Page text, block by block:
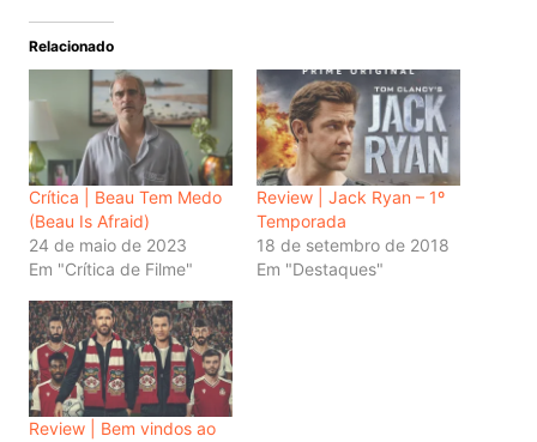
Relacionado
Crítica | Beau Tem Medo
(Beau Is Afraid)
24 de maio de 2023
Em "Crítica de Filme"
Review | Jack Ryan – 1º
Temporada
18 de setembro de 2018
Em "Destaques"
Review | Bem vindos ao